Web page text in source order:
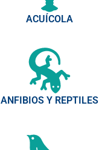
ACUÍCOLA
ANFIBIOS Y REPTILES